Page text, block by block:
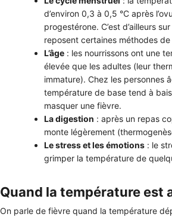
d’environ 0,3 à 0,5 °C après
progestérone. C’est d’ailleurs
reposent certaines méthodes
L’âge : les nourrissons ont une
élevée que les adultes (leur
immature). Chez les personnes
température de base tend à
masquer une fièvre.
La digestion : après un repas
monte légèrement
Le stress et les émotions : le
grimper la température de
Quand la température est
On parle de fièvre quand la température